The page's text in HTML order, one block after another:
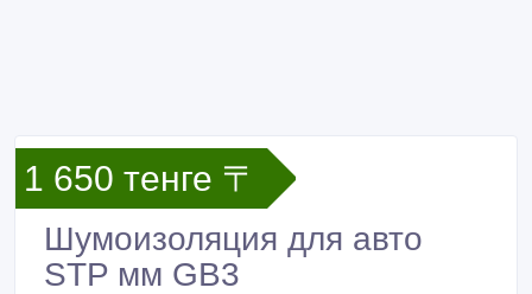
1 650 тенге 〒
Шумоизоляция для авто
STP мм GB3